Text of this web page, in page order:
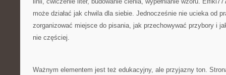
może działać jak chwila dla siebie. Jednocześnie nie ucieka od
zorganizować miejsce do pisania, jak przechowywać przybory i
nie częściej.
Ważnym elementem jest też edukacyjny, ale przyjazny ton.